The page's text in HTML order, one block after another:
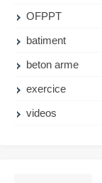
OFPPT
batiment
beton arme
exercice
videos